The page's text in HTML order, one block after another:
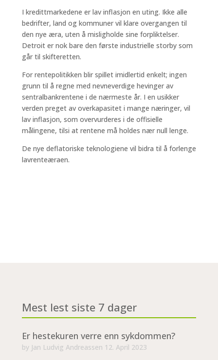
I kredittmarkedene er lav inflasjon en uting. Ikke alle
bedrifter, land og kommuner vil klare overgangen til
den nye æra, uten å misligholde sine forpliktelser.
Detroit er nok bare den første industrielle storby som
går til skifteretten.
For rentepolitikken blir spillet imidlertid enkelt; ingen
grunn til å regne med nevneverdige hevinger av
sentralbankrentene i de nærmeste år. I en usikker
verden preget av overkapasitet i mange næringer, vil
lav inflasjon, som overvurderes i de offisielle
målingene, tilsi at rentene må holdes nær null lenge.
De nye deflatoriske teknologiene vil bidra til å forlenge
lavrenteæraen.
Mest lest siste 7 dager
Er hestekuren verre enn sykdommen?
by Jan Ludvig Andreassen 12. April 2023